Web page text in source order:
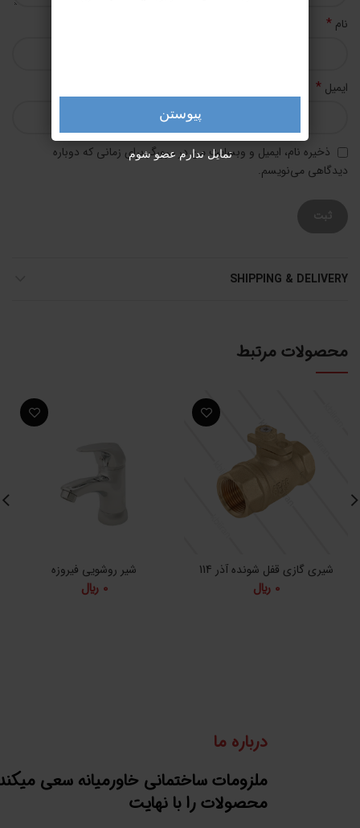
نام *
ایمیل *
ذخیره نام، ایمیل و وبسایت من در مرورگر برای زمانی که دوباره
دیدگاهی می‌نویسم.
SHIPPING & DELIVERY
محصولات مرتبط
شیری گازی قفل شونده آذر 114
0 ﷼
شیر روشویی فیروزه
0 ﷼
درباره ما
ملزومات ساختمانی خاورمیانه سعی
محصولات را با نهایت
پیوستن
تمایل ندارم عضو شوم